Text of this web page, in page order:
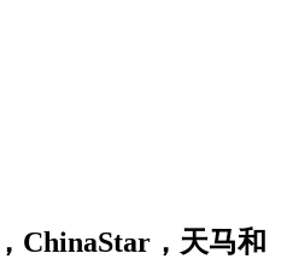
ChinaStar，天马和